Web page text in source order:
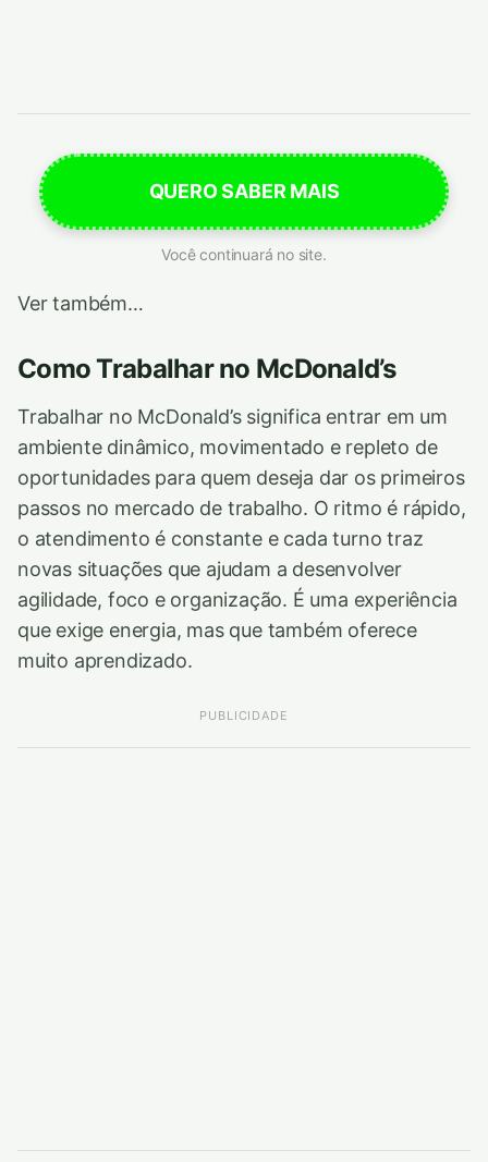
QUERO SABER MAIS
Você continuará no site.
Ver também…
Como Trabalhar no McDonald’s
Trabalhar no McDonald’s significa entrar em um
ambiente dinâmico, movimentado e repleto de
oportunidades para quem deseja dar os primeiros
passos no mercado de trabalho. O ritmo é rápido,
o atendimento é constante e cada turno traz
novas situações que ajudam a desenvolver
agilidade, foco e organização. É uma experiência
que exige energia, mas que também oferece
muito aprendizado.
PUBLICIDADE